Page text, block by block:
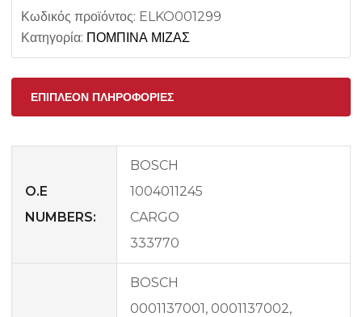
Κωδικός προϊόντος: ELKO001299
Κατηγορία: ΠΟΜΠΙΝΑ ΜΙΖΑΣ
ΕΠΙΠΛΈΟΝ ΠΛΗΡΟΦΟΡΊΕΣ
O.E
NUMBERS:
BOSCH
1004011245
CARGO
333770
BOSCH
0001137001, 0001137002,